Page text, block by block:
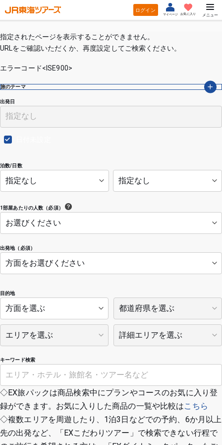
ログイン
マイページ お気に入り メニュー
指定されたページを表示することができません。
URLをご確認いただくか、再度設定してご検索ください。
エラーコード<ISE900>
出発地（必須）
出発日
泊数/日数
1部屋あたりの人数（必須）
目的地
キーワード検索
旅のテーマ
◇EX旅パックは商品検索中にプランやコースのお気に入り登
録ができます。お気に入りした商品の一覧や比較はこちら
◇複数エリアを周遊したり、1泊3日などでの予約、6か月以上
先の出発など、「EXこだわりツアー」で検索できない行程で